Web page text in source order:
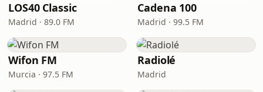
LOS40 Classic
Madrid · 89.0 FM
Cadena 100
Madrid · 99.5 FM
Wifon FM
Murcia · 97.5 FM
Radiolé
Madrid